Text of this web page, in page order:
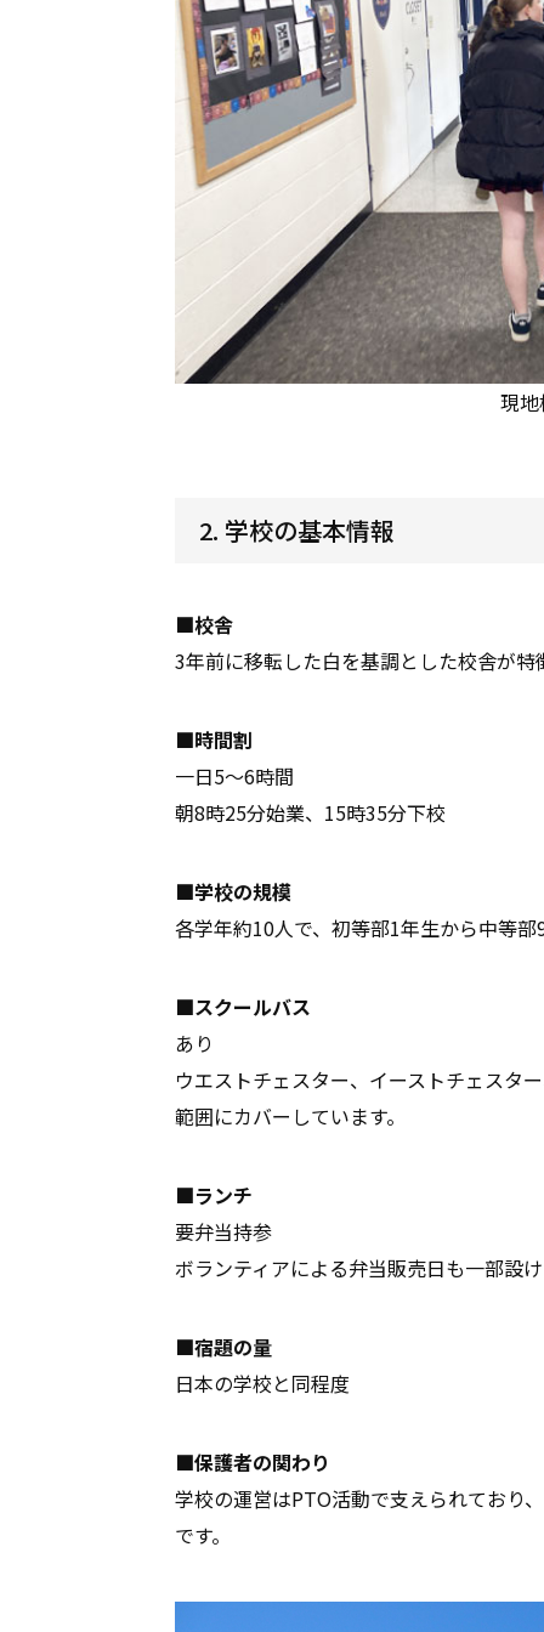
現
2. 学校の基本情報
■校舎
3年前に移転した白を基調とした校舎が
■時間割
一日5〜6時間
朝8時25分始業、15時35分下校
■学校の規模
各学年約10人で、初等部1年生から中等
■スクールバス
あり
ウエストチェスター、イーストチェスタ
範囲にカバーしています。
■ランチ
要弁当持参
ボランティアによる弁当販売日も一部設
■宿題の量
日本の学校と同程度
■保護者の関わり
学校の運営はPTO活動で支えられており
です。